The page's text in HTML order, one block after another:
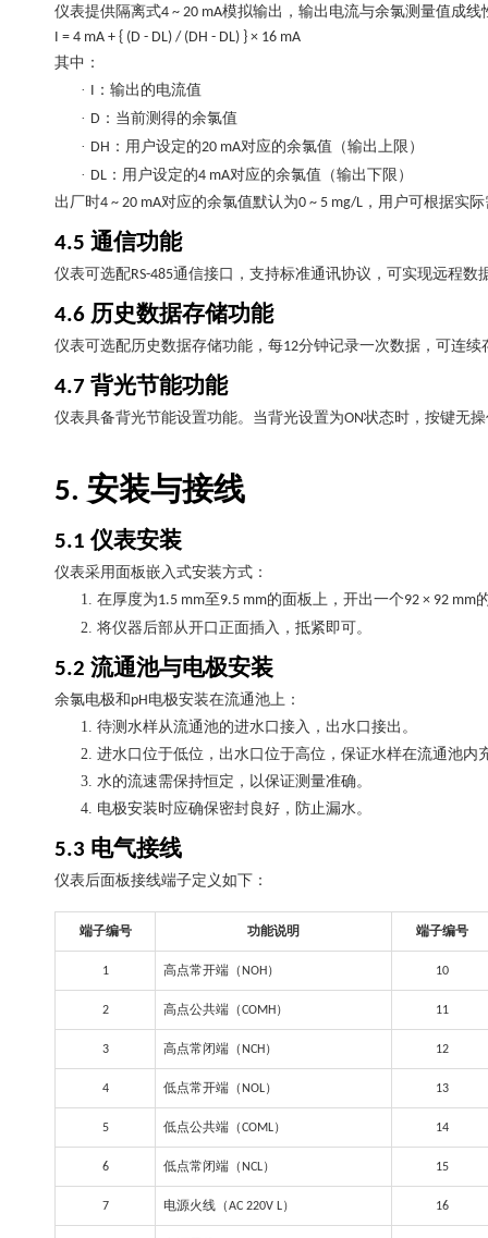
仪表提供隔离式4 ~ 20 mA模拟输出，输出电流与余氯测量值成
I = 4 mA + { (D - DL) / (DH - DL) } × 16 mA
其中：
· I ：输出的电流值
· D ：当前测得的余氯值
· DH ：用户设定的20 mA对应的余氯值（输出上限）
· DL ：用户设定的4 mA对应的余氯值（输出下限）
出厂时4 ~ 20 mA对应的余氯值默认为0 ~ 5 mg/L ，用户可根据实
4.5 通信功能
仪表可选配RS-485通信接口，支持标准通讯协议，可实现远程数
4.6 历史数据存储功能
仪表可选配历史数据存储功能，每12分钟记录一次数据，可连续
4.7 背光节能功能
仪表具备背光节能设置功能。当背光设置为ON状态时，按键无
5. 安装与接线
5.1仪表安装
仪表采用面板嵌入式安装方式：
1. 在厚度为1.5 mm至 9.5 mm的面板上，开出一个92 × 92 mm
2. 将仪器后部从开口正面插入，抵紧即可。
5.2 流通池与电极安装
余氯电极和 pH电极安装在流通池上：
1. 待测水样从流通池的进水口接入，出水口接出。
2. 进水口位于低位，出水口位于高位，保证水样在流通池内
3. 水的流速需保持恒定，以保证测量准确。
4. 电极安装时应确保密封良好，防止漏水。
5.3 电气接线
仪表后面板接线端子定义如下：
端子编号 功能说明 端子编号
1 高点常开端（ NOH ） 10
2 高点公共端（COMH ） 11
3 高点常闭端（ NCH ） 12
4 低点常开端（ NOL） 13
5 低点公共端（COML） 14
6 低点常闭端（ NCL） 15
7 电源火线（AC 220V L） 16